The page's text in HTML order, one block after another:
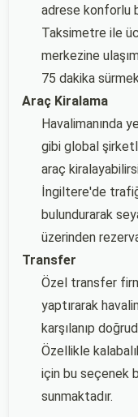
adrese konforlu
Taksimetre ile
merkezine
75 dakika
Araç Kiralama
Havalimanında
gibi global
araç
İngiltere'de
bulundurarak
üzerinden
Transfer
Özel transfer
yaptırarak
karşılanıp
Özellikle
için bu seçenek
sunmaktadır.